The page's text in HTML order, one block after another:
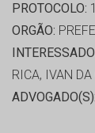
PROTOCOLO:
ORGÃO:
RICA, IVAN
ADVOGADO(S):